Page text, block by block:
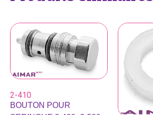
2-410
BOUTON POUR